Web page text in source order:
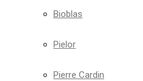
Bioblas
Pielor
Pierre Cardin